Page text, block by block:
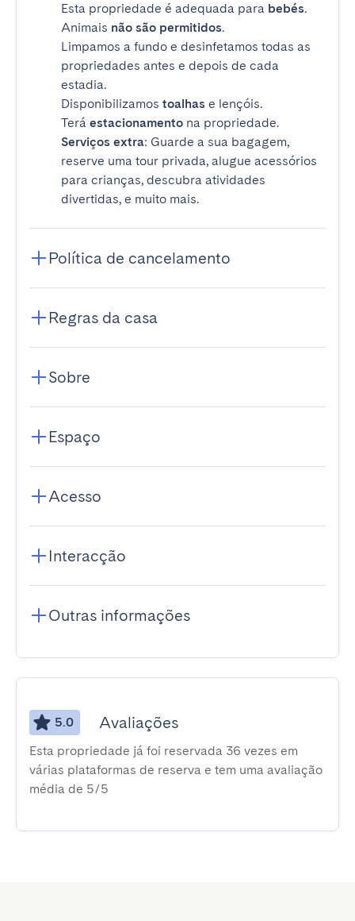
Esta propriedade é adequada para bebés.
Animais não são permitidos.
Limpamos a fundo e desinfetamos todas as
propriedades antes e depois de cada
estadia.
Disponibilizamos toalhas e lençóis.
Terá estacionamento na propriedade.
Serviços extra: Guarde a sua bagagem,
reserve uma tour privada, alugue acessórios
para crianças, descubra atividades
divertidas, e muito mais.
Política de cancelamento
Regras da casa
Sobre
Espaço
Acesso
Interacção
Outras informações
5.0 Avaliações
Esta propriedade já foi reservada 36 vezes em
várias plataformas de reserva e tem uma avaliação
média de 5/5